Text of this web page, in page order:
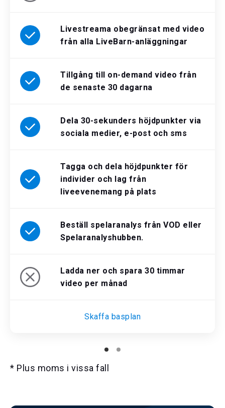
Livestreama obegränsat med video
från alla LiveBarn-anläggningar
Tillgång till on-demand video från
de senaste 30 dagarna
Dela 30-sekunders höjdpunkter via
sociala medier, e-post och sms
Tagga och dela höjdpunkter för
individer och lag från
liveevenemang på plats
Beställ spelaranalys från VOD eller
Spelaranalyshubben.
Ladda ner och spara 30 timmar
video per månad
Skaffa basplan
* Plus moms i vissa fall